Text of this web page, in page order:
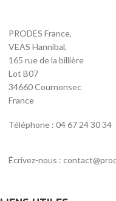
PRODES France,
VEAS Hannibal,
165 rue de la billière
Lot B07
34660 Cournonsec
France
Téléphone : 04 67 24 30 34
Écrivez-nous :